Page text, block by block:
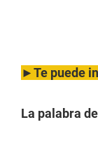
►Te puede
La palabra